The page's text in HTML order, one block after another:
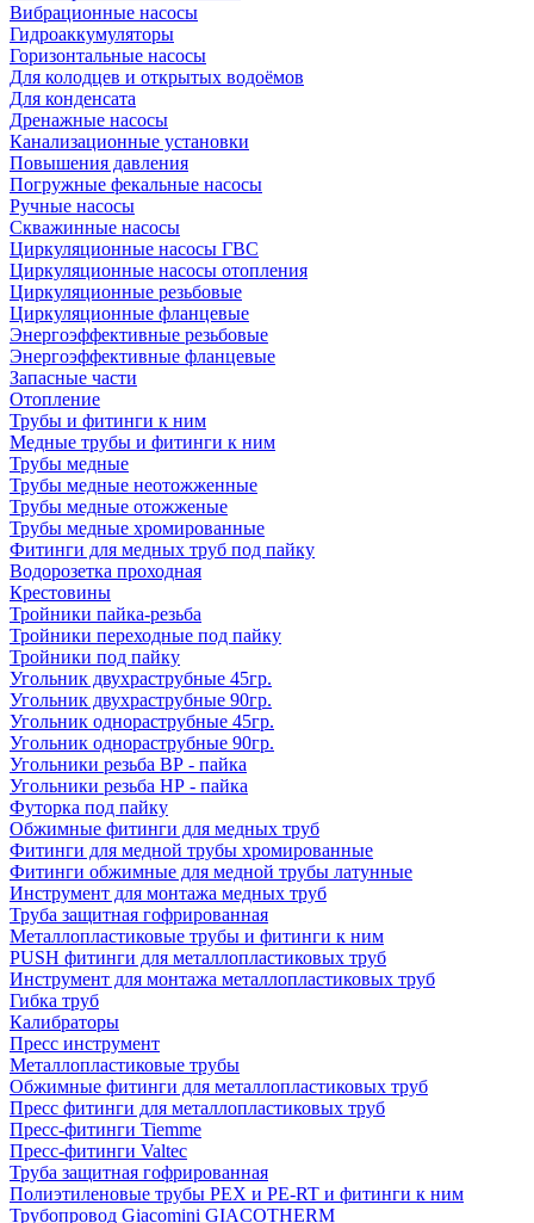
Вибрационные насосы
Гидроаккумуляторы
Горизонтальные насосы
Для колодцев и открытых водоёмов
Для конденсата
Дренажные насосы
Канализационные установки
Повышения давления
Погружные фекальные насосы
Ручные насосы
Скважинные насосы
Циркуляционные насосы ГВС
Циркуляционные насосы отопления
Циркуляционные резьбовые
Циркуляционные фланцевые
Энергоэффективные резьбовые
Энергоэффективные фланцевые
Запасные части
Отопление
Трубы и фитинги к ним
Медные трубы и фитинги к ним
Трубы медные
Трубы медные неотожженные
Трубы медные отожженые
Трубы медные хромированные
Фитинги для медных труб под пайку
Водорозетка проходная
Крестовины
Тройники пайка-резьба
Тройники переходные под пайку
Тройники под пайку
Угольник двухраструбные 45гр.
Угольник двухраструбные 90гр.
Угольник однораструбные 45гр.
Угольник однораструбные 90гр.
Угольники резьба ВР - пайка
Угольники резьба НР - пайка
Футорка под пайку
Обжимные фитинги для медных труб
Фитинги для медной трубы хромированные
Фитинги обжимные для медной трубы латунные
Инструмент для монтажа медных труб
Труба защитная гофрированная
Металлопластиковые трубы и фитинги к ним
PUSH фитинги для металлопластиковых труб
Инструмент для монтажа металлопластиковых труб
Гибка труб
Калибраторы
Пресс инструмент
Металлопластиковые трубы
Обжимные фитинги для металлопластиковых труб
Пресс фитинги для металлопластиковых труб
Пресс-фитинги Tiemme
Пресс-фитинги Valtec
Труба защитная гофрированная
Полиэтиленовые трубы PEX и PE-RT и фитинги к ним
Трубопровод Giacomini GIACOTHERM